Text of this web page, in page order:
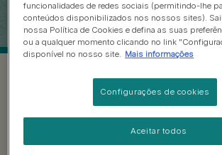
Liberte o poder da
Natureza
funcionalidades de redes sociais (permitindo-lhe
conteúdos disponibilizados nos nossos sites).
nossa Política de Cookies e defina as suas
ou a qualquer momento clicando no link
disponível no nosso site. Mais informações
Configurações de cookies
Aceitar todos